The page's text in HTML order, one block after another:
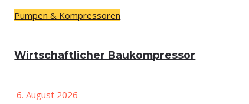
Pumpen & Kompressoren
Wirt­schaft­li­cher Baukompressor
6. August 2026